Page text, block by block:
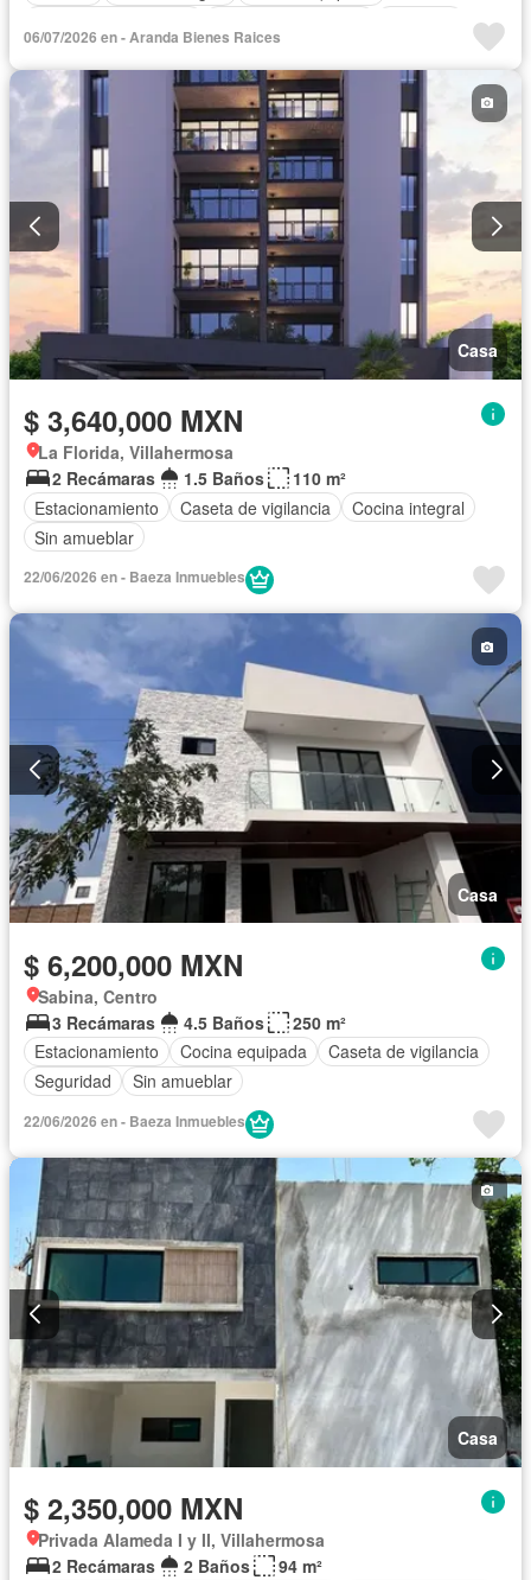
Permite mascotas
Permite niños
06/07/2026 en - Aranda Bienes Raices
Casa
$ 3,640,000 MXN
La Florida, Villahermosa
2 Recámaras
1.5 Baños
110 m²
Estacionamiento
Caseta de vigilancia
Cocina integral
Sin amueblar
22/06/2026 en - Baeza Inmuebles
Casa
$ 6,200,000 MXN
Sabina, Centro
3 Recámaras
4.5 Baños
250 m²
Estacionamiento
Cocina equipada
Caseta de vigilancia
Seguridad
Sin amueblar
22/06/2026 en - Baeza Inmuebles
Casa
$ 2,350,000 MXN
Privada Alameda I y II, Villahermosa
2 Recámaras
2 Baños
94 m²